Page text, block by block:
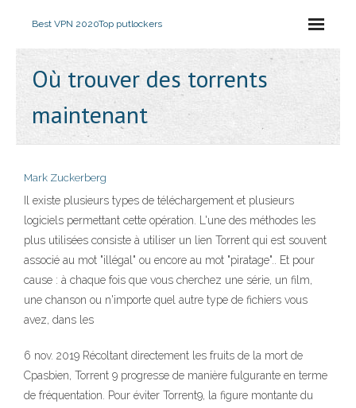
Best VPN 2020Top putlockers
Où trouver des torrents
maintenant
Mark Zuckerberg
Il existe plusieurs types de téléchargement et plusieurs
logiciels permettant cette opération. L'une des méthodes les
plus utilisées consiste à utiliser un lien Torrent qui est souvent
associé au mot "illégal" ou encore au mot "piratage".. Et pour
cause : à chaque fois que vous cherchez une série, un film,
une chanson ou n'importe quel autre type de fichiers vous
avez, dans les
6 nov. 2019 Récoltant directement les fruits de la mort de
Cpasbien, Torrent 9 progresse de manière fulgurante en terme
de fréquentation. Pour éviter Torrent9, la figure montante du